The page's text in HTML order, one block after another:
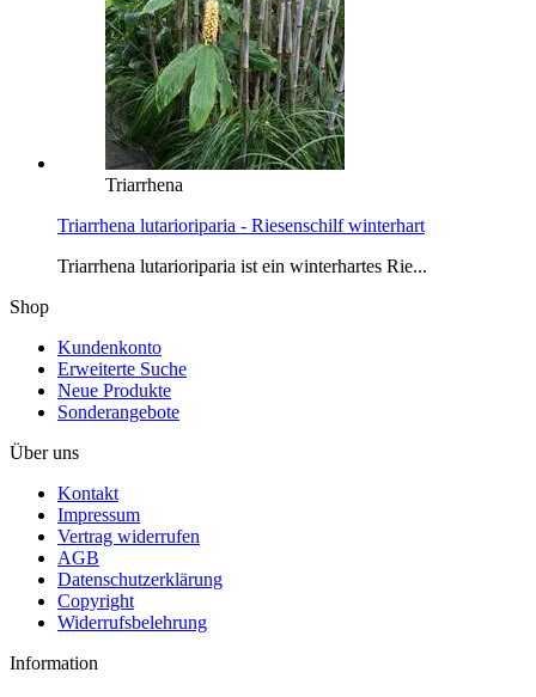
Triarrhena
Triarrhena lutarioriparia - Riesenschilf winterhart
Triarrhena lutarioriparia ist ein winterhartes Rie...
Shop
Kundenkonto
Erweiterte Suche
Neue Produkte
Sonderangebote
Über uns
Kontakt
Impressum
Vertrag widerrufen
AGB
Datenschutzerklärung
Copyright
Widerrufsbelehrung
Information